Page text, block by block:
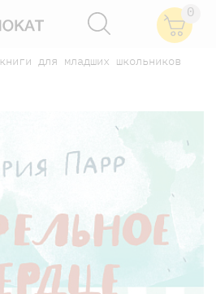
0
книги для младших школьников